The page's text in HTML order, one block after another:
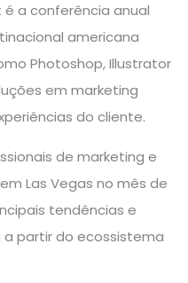
é a conferência anual
americana
Photoshop, Illustrator
em marketing
do cliente.
de marketing e
Las Vegas no mês de
tendências e
partir do ecossistema